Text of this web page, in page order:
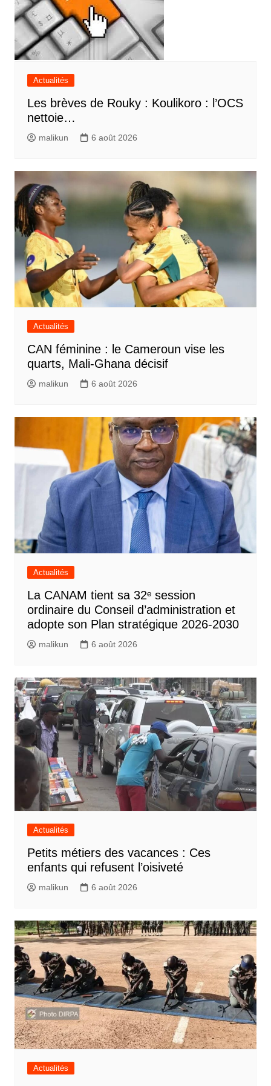
Actualités
Les brèves de Rouky : Koulikoro : l’OCS
nettoie…
malikun 6 août 2026
Actualités
CAN féminine : le Cameroun vise les
quarts, Mali-Ghana décisif
malikun 6 août 2026
Actualités
La CANAM tient sa 32ᵉ session
ordinaire du Conseil d’administration et
adopte son Plan stratégique 2026-2030
malikun 6 août 2026
Actualités
Petits métiers des vacances : Ces
enfants qui refusent l’oisiveté
malikun 6 août 2026
Actualités